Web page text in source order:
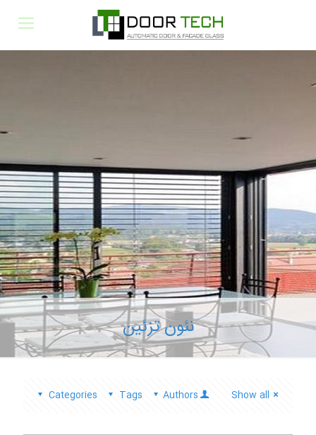
نئون تزئین
Categories Tags Authors Show all